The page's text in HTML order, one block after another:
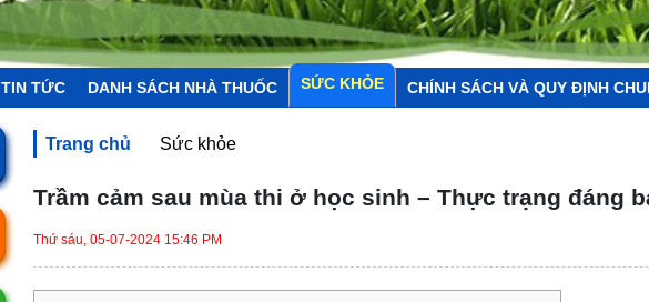
TIN TỨC DANH SÁCH NHÀ THUỐC SỨC KHỎE CHÍNH SÁCH VÀ QUY ĐỊNH
Trang chủ Sức khỏe
Trầm cảm sau mùa thi ở học sinh – Thực trạng đáng
Thứ sáu, 05-07-2024 15:46 PM